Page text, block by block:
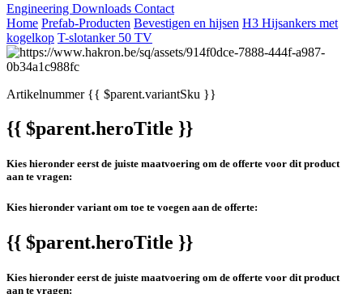
Engineering Downloads Contact
Home Prefab-Producten Bevestigen en hijsen H3 Hijsankers met
kogelkop T-slotanker 50 TV
Artikelnummer{{ $parent.variantSku }}
{{ $parent.heroTitle }}
Kies hieronder eerst de juiste maatvoering om de offerte voor dit product
aan te vragen:
Kies hieronder variant om toe te voegen aan de offerte:
{{ $parent.heroTitle }}
Kies hieronder eerst de juiste maatvoering om de offerte voor dit product
aan te vragen: